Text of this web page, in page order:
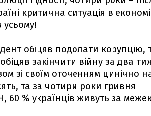
критична ситуація в
усьому!
обіцяв подолати корупцію,
закінчити війну за два
зі своїм оточенням цинічно
та за чотири роки гривня
% українців живуть за межею